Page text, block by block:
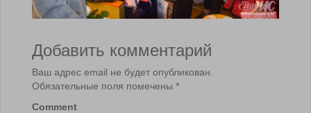
Добавить комментарий
Ваш адрес email не будет опубликован.
Обязательные поля помечены *
Comment